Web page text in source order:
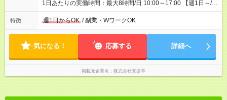
1日あたりの実働時間：最大8時間/日 10:00～17:00 【週1日～/1
日3時間～OK！】 ＊レギュラー勤務ももちろん大歓迎！ 「子ど
ものお迎えまでの時間」 「ランチタイムだけ」 など、家庭の予
談可能◎
特徴 週1日からOK / 副業・WワークOK
気になる！ 応募する 詳細へ
掲載元企業名 株式会社安楽亭